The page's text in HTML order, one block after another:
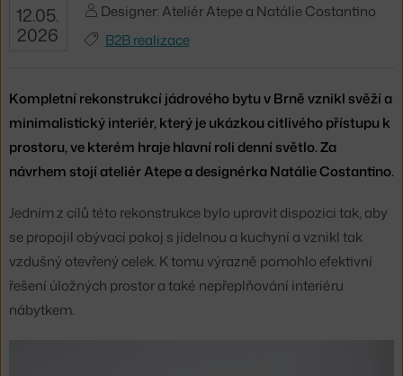
12.05.
2026
Designer: Ateliér Atepe a Natálie Costantino
B2B realizace
Kompletní rekonstrukcí jádrového bytu v Brně vznikl svěží a
minimalistický interiér, který je ukázkou citlivého přístupu k
prostoru, ve kterém hraje hlavní roli denní světlo. Za
návrhem stojí ateliér Atepe a designérka Natálie Costantino.
Jedním z cílů této rekonstrukce bylo upravit dispozici tak, aby
se propojil obývací pokoj s jídelnou a kuchyní a vznikl tak
vzdušný otevřený celek. K tomu výrazně pomohlo efektivní
řešení úložných prostor a také nepřeplňování interiéru
nábytkem.